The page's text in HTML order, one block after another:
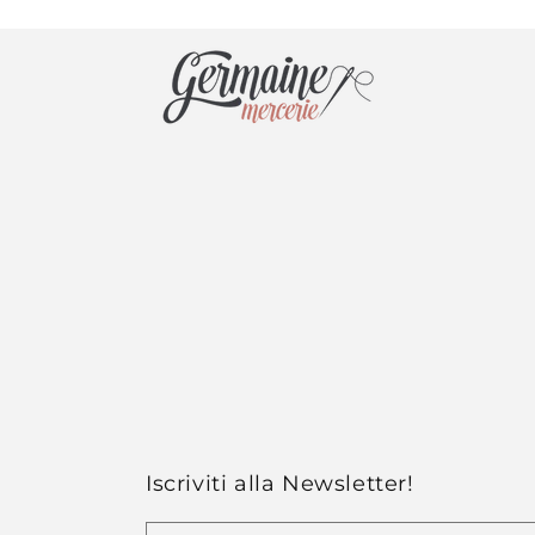
Iscriviti alla Newsletter!